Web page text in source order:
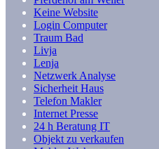
Keine Website
Login Computer
Traum Bad
Livja
Lenja
Netzwerk Analyse
Sicherheit Haus
Telefon Makler
Internet Presse
24 h Beratung IT
Objekt zu verkaufen